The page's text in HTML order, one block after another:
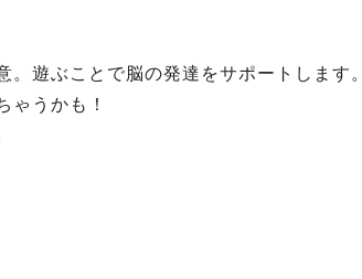
遊ぶことで脳の発達をサポートします。
うかも！